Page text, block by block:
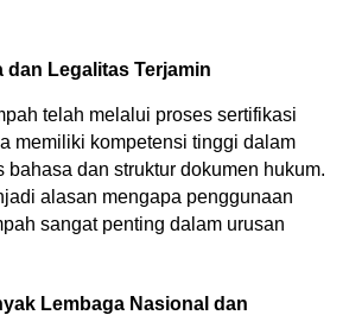
dan Legalitas Terjamin
telah melalui proses sertifikasi
memiliki kompetensi tinggi dalam
bahasa dan struktur dokumen hukum.
alasan mengapa penggunaan
sangat penting dalam urusan
Lembaga Nasional dan